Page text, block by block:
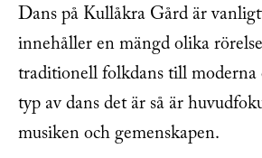
Dans på Kullåkra Gård är
innehåller en mängd olika
traditionell folkdans till
typ av dans det är så är
musiken och gemenskapen.